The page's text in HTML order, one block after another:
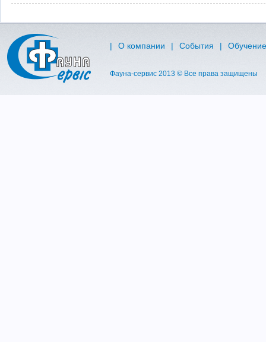
| O компании | События | Обучение
Фауна-сервис 2013 © Все права защищены